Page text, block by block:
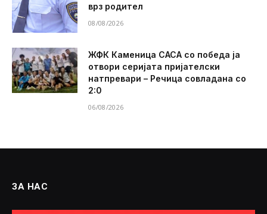
врз родител
08/08/2026
ЖФК Каменица САСА со победа ја
отвори серијата пријателски
натпревари – Речица совладана со
2:0
06/08/2026
ЗА НАС